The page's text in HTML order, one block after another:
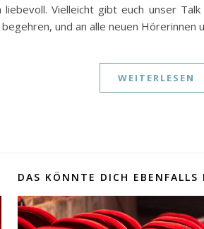
Vielleicht gibt euch unser
und an alle neuen Hörerinnen
WEITERLESEN
DAS KÖNNTE DICH EBENFALLS